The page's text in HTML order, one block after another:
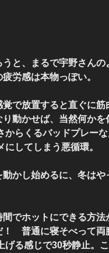
と、まるで宇野さんの
労感は本物っぽい。
で放置すると直ぐに筋
動かせば、当然何かを
らくるバッドプレーな
してしまう悪循環。
かし始めるに、冬はや
でホットにできる方法
！ 普通に寝そべって両
げる感じで30秒静止。